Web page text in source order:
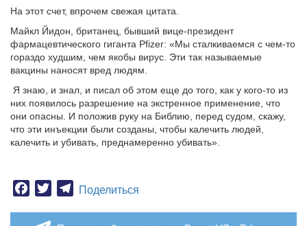
На этот счет, впрочем свежая цитата.
Майкл Йидон, британец, бывший вице-президент
фармацевтического гиганта Pfizer: «Мы сталкиваемся с чем-то
гораздо худшим, чем якобы вирус. Эти так называемые
вакцины наносят вред людям.
Я знаю, и знал, и писал об этом еще до того, как у кого-то из
них появилось разрешение на экстренное применение, что
они опасны. И положив руку на Библию, перед судом, скажу,
что эти инъекции были созданы, чтобы калечить людей,
калечить и убивать, преднамеренно убивать».
Facebook
TwitterTelegram
Поделиться